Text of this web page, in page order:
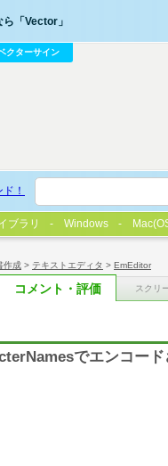
作成 > テキストエディタ > EmEditor
コメント・評価 スクリ
でエンコー
「Vector」
クターサイン
！
ブラリ Windows